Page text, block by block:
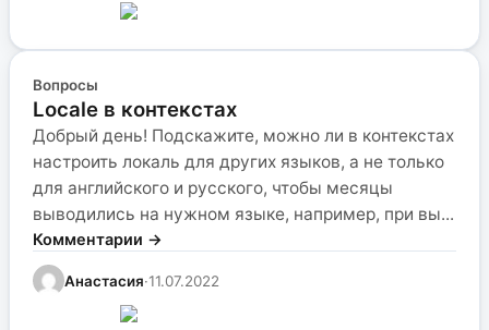
Вопросы
Locale в контекстах
Добрый день! Подскажите, можно ли в контекстах
настроить локаль для других языков, а не только
для английского и русского, чтобы месяцы
выводились на нужном языке, например, при вы...
Комментарии →
Анастасия·11.07.2022